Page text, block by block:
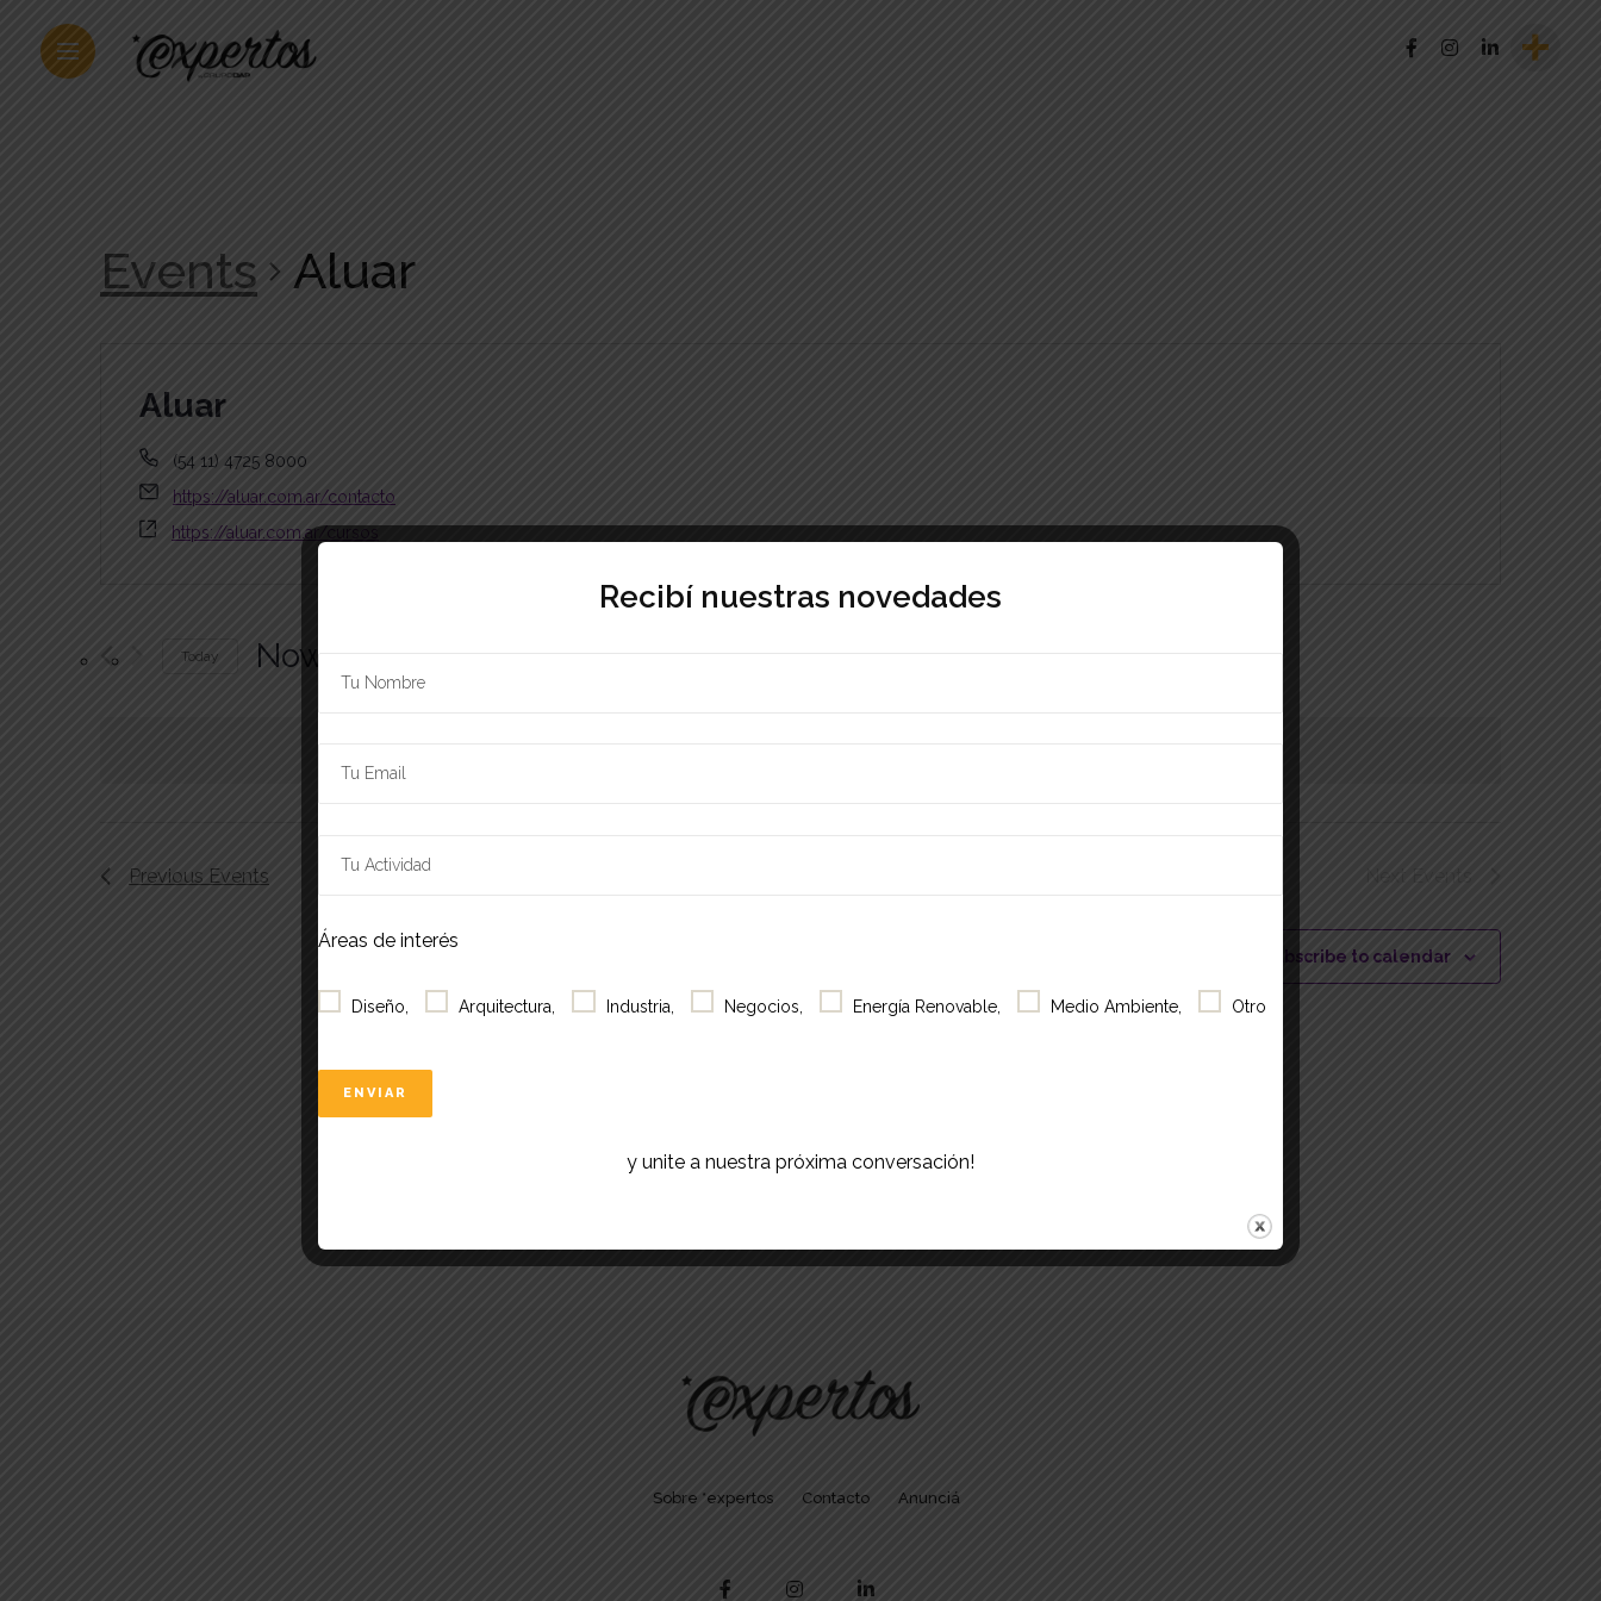
Súper*expertos
Makers
Showroom
Contacto
Search
Events Aluar
Aluar
(54 11) 4725 8000
https://aluar.com.ar/contacto
https://aluar.com.ar/cursos
Today Now onwards
Previous Events
Subscribe to calendar
Sobre *expertos Contacto Anunciá
Recibí nuestras novedades
Áreas de interés
Diseño, Arquitectura, Industria, Negocios, Energía Renovable, Medio Ambiente, Otro
y unite a nuestra próxima conversación!